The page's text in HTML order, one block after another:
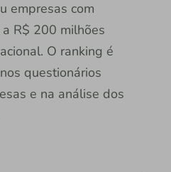
empresas com
R$ 200 milhões
O ranking é
questionários
e na análise dos